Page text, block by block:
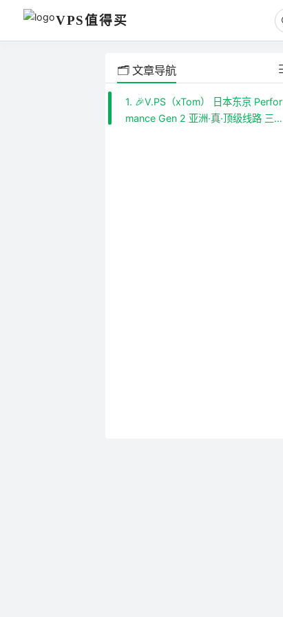
VPS值得买
🗂️ 文章导航
1. 🎉V.PS（xTom） 日本东京 Perfor
mance Gen 2 亚洲·真·顶级线路 三网